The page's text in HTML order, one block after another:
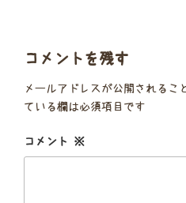
コメントを残す
メールアドレスが公開されるこ
ている欄は必須項目です
コメント ※